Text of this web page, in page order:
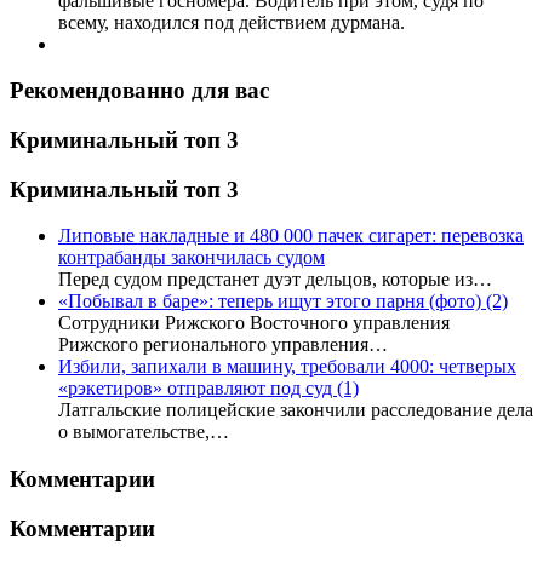
всему, находился под действием дурмана.
Рекомендованно для вас
Криминальный топ 3
Криминальный топ 3
Липовые накладные и 480 000 пачек сигарет: перевозка
контрабанды закончилась судом
Перед судом предстанет дуэт дельцов, которые из…
«Побывал в баре»: теперь ищут этого парня (фото) (2)
Сотрудники Рижского Восточного управления
Рижского регионального управления…
Избили, запихали в машину, требовали 4000: четверых
«рэкетиров» отправляют под суд (1)
Латгальские полицейские закончили расследование дела
о вымогательстве,…
Комментарии
Комментарии